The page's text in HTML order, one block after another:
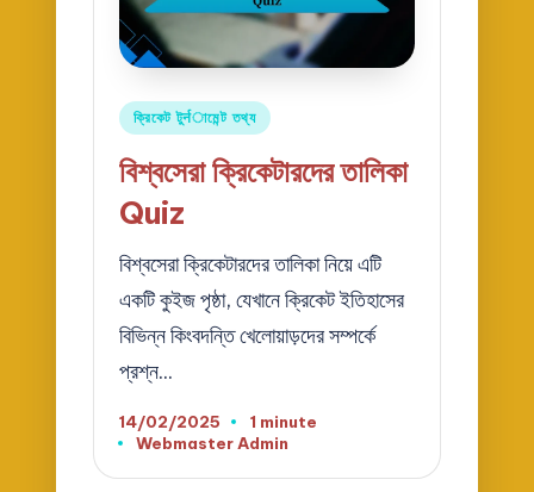
Posted
ক্রিকেট টুर्नামেন্ট তথ্য
বিশ্বসেরা ক্রিকেটারদের তালিকা
Quiz
বিশ্বসেরা ক্রিকেটারদের তালিকা নিয়ে এটি
একটি কুইজ পৃষ্ঠা, যেখানে ক্রিকেট ইতিহাসের
বিভিন্ন কিংবদন্তি খেলোয়াড়দের সম্পর্কে
প্রশ্ন…
14/02/2025
1 minute
Posted
Webmaster Admin